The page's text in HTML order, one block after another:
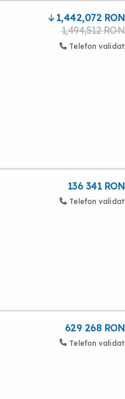
1,442,072 RON
1,494,512 RON
Telefon validat
136 341 RON
Telefon validat
629 268 RON
Telefon validat